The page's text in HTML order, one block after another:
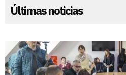
Últimas noticias